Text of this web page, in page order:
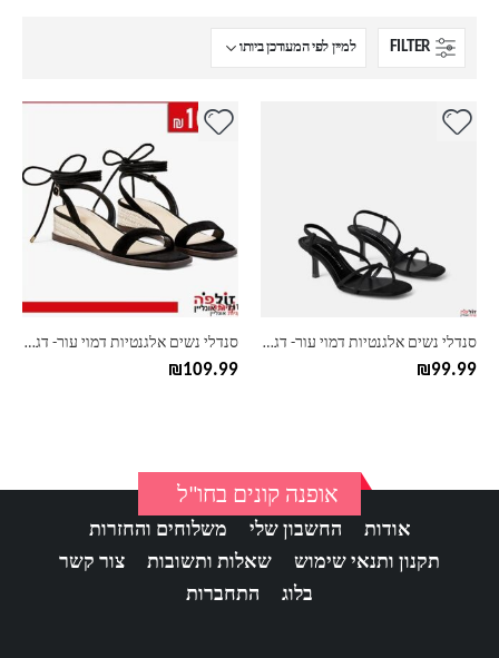
FILTER
סנדלי נשים אלגנטיות דמוי עור- דגם אסימטרי
₪99.99
למוצר
האפשרויות
בעמוד
סנדלי נשים אלגנטיות דמוי עור- דגם סטריפ
₪109.99
למוצר
ניתן
לבחור
האפשרויות
בעמוד
אופנה קונים בחו"ל
אודות החשבון שלי
משלוחים והחזרות
תקנון ותנאי שימוש
שאלות ותשובות
צור קשר
בלוג
התחברות